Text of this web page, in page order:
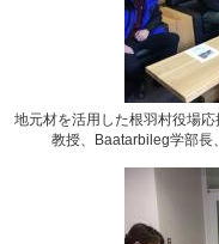
地元材を活用した根羽村役場
教授、Baatarbileg学部長